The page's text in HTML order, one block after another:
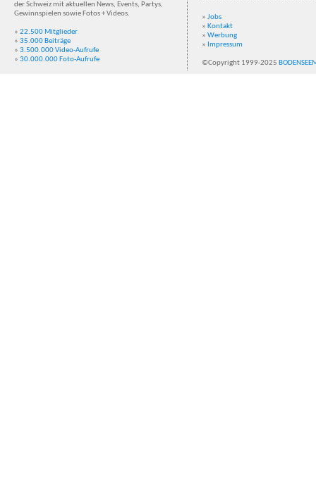
der Schweiz mit aktuellen News, Events, Partys,
Gewinnspielen sowie Fotos + Videos.
» 22.500 Mitglieder
» 35.000 Beiträge
» 3.500.000 Video-Aufrufe
» 30.000.000 Foto-Aufrufe
» Jobs
» Kontakt
» Werbung
» Impressum
©Copyright 1999-2025